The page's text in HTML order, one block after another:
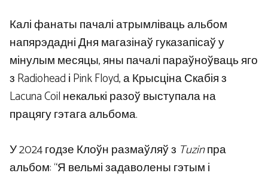
Калі фанаты пачалі атрымліваць альбом
напярэдадні Дня магазінаў гуказапісаў у
мінулым месяцы, яны пачалі параўноўваць яго
з Radiohead і Pink Floyd, а Крысціна Скабія з
Lacuna Coil некалькі разоў выступала на
працягу гэтага альбома.
У 2024 годзе Клоўн размаўляў з Tuzinпра
альбом: “Я вельмі задаволены гэтым і